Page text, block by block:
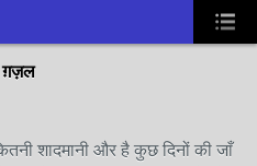
ग़ज़ल
शादमानी और है कुछ दिनों की जाँ